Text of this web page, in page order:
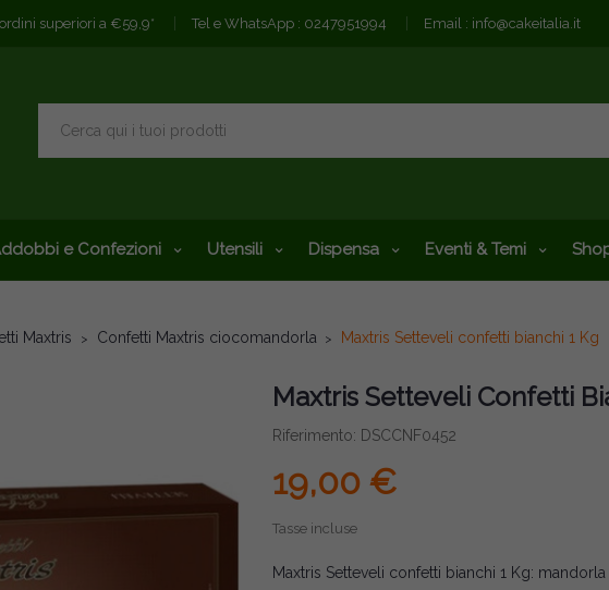
superiori a €59,9* Tel e WhatsApp : 0247951994 Email : info@cakeitalia.it
e Confezioni Utensili Dispensa Eventi & Temi
Maxtris Confetti Maxtris ciocomandorla Maxtris Setteveli confetti bianchi 1 Kg
Maxtris Setteveli Confetti
Riferimento: DSCCNF0452
19,00 €
Tasse incluse
Maxtris Setteveli confetti bianchi 1 Kg: